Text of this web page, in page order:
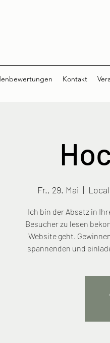
Kontakt
Fr., 29. Mai
  |
Ich bin der Absatz in
Besucher zu lesen
Website geht.
spannenden und